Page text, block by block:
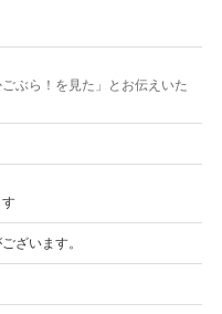
ぶら！を見た」とお伝えいた
ざいます。